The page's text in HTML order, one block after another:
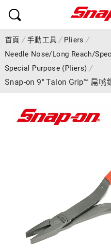
首頁 手動工具
Pliers
Needle Nose/Long Reach/
Special Purpose (Pliers)
Snap-on 9" Talon Grip™ 扁嘴